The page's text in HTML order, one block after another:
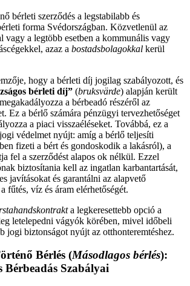
bérleti szerződés a legstabilabb és
forma Svédországban. Közvetlenül az
vagy a legtöbb esetben a kommunális vagy
azaz a bostadsbolagokkal kerül
hogy a bérleti díj jogilag szabályozott, és
bérleti díj” (bruksvärde) alapján került
a bérbeadó részéről az
Ez a bérlő számára pénzügyi tervezhetőséget
a piaci visszaéléseket. Továbbá, ez a
védelmet nyújt: amíg a bérlő teljesíti
fizeti a bért és gondoskodik a lakásról), a
fel a szerződést alapos ok nélkül. Ezzel
biztosítania kell az ingatlan karbantartását,
javításokat és garantálni az alapvető
fűtés, víz és áram elérhetőségét.
a legkeresettebb opció a
letelepedni vágyók körében, mivel időbeli
jogi biztonságot nyújt az otthonteremtéshez.
Bérlés (Másodlagos bérlés):
Bérbeadás Szabályai